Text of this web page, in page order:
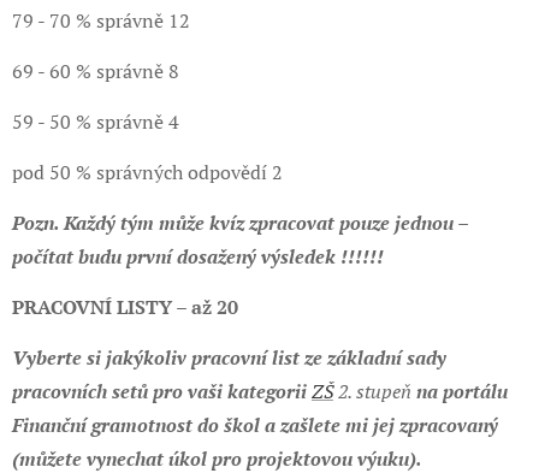
79 - 70 % správně 12
69 - 60 % správně 8
59 - 50 % správně 4
pod 50 % správných odpovědí 2
Pozn. Každý tým může kvíz zpracovat pouze jednou –
počítat budu první dosažený výsledek !!!!!!
PRACOVNÍ LISTY – až 20
Vyberte si jakýkoliv pracovní list ze základní sady
pracovních setů pro vaši kategoriiZŠ2. stupeň na portálu
Finanční gramotnost do škol a zašlete mi jej zpracovaný
(můžete vynechat úkol pro projektovou výuku).